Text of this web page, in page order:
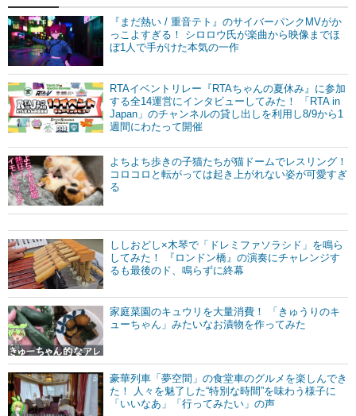
『まだ熱い / 重音テト』のサイバーパンクMVがか
っこよすぎる！ シロロウ氏が楽曲から映像までほ
ぼ1人で手がけた本気の一作
RTAイベントリレー『RTAちゃんの夏休み』に参加
する全14運営にインタビューしてみた！ 「RTA in
Japan」のチャンネルの貸し出しを利用し8/9から1
週間にわたって開催
よちよち歩きの子猫たちが猫ドームでレスリング！
コロコロと転がっては起き上がれない姿が可愛すぎ
る
ししおどし×木琴で「ドレミファソラシド」を鳴ら
してみた！ 『ロンドン橋』の演奏にチャレンジす
るも最後のド、鳴らずに終幕
家庭菜園のキュウリを大量消費！ 「きゅうりのキ
ューちゃん」みたいなお漬物を作ってみた
豪華列車「夢空間」の食堂車のグルメを楽しんでき
た！ 人々を魅了した“特別な時間”を味わう様子に
「いいなあ」「行ってみたい」の声